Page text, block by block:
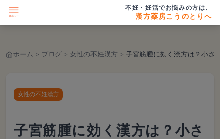
不妊・妊活でお悩みの方は、
漢方薬房こうのとりへ
ホーム > ブログ > 女性の不妊漢方 >
女性の不妊漢方
子宮筋腫に効く漢方は？小さ